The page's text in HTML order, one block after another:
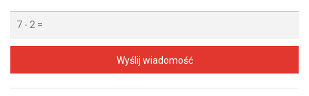
Wyślij wiadomość